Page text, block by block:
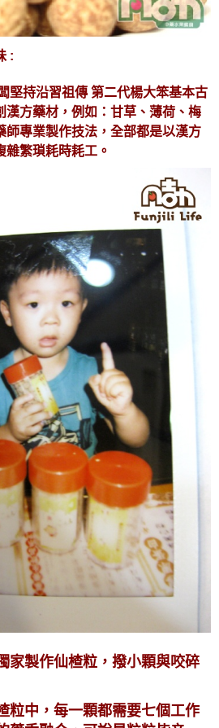
:
堅持沿習祖傳 第二代楊大笨基本古
漢方藥材，例如：甘草、薄荷、梅
師專業製作技法，全部都是以漢方
繁瑣耗時耗工。
家製作仙楂粒，撥小顆與咬碎
粒中，每一顆都需要七個工作